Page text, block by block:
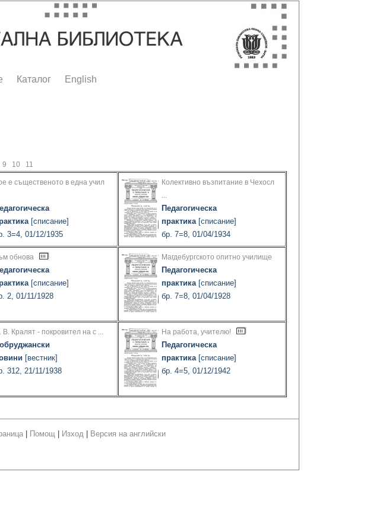
Каталог English
9 10 11
е същественото в една учил
[списание]
3=4, 01/12/1935
Колективно възпитание в Чехосл
...
Педагогическа
практика[списание]
бр. 7=8, 01/04/1934
обнова
[списание]
2, 01/11/1928
Магдебургското опитно училище
Педагогическа
практика[списание]
бр. 7=8, 01/04/1928
В. Кралят - покровител на с ...
[вестник]
312, 21/11/1938
На работа, учителю!
Педагогическа
практика[списание]
бр. 4=5, 01/12/1942
Помощ Изход Версия на английски